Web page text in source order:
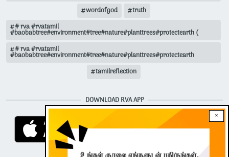
×
wordofgod
truth
# rva #rvatamil
#baobabtree#environment#tree#nature#planttrees#protectearth (
# rva #rvatamil
#baobabtree#environment#tree#nature#planttrees#protectearth
tamilreflection
DOWNLOAD RVA APP